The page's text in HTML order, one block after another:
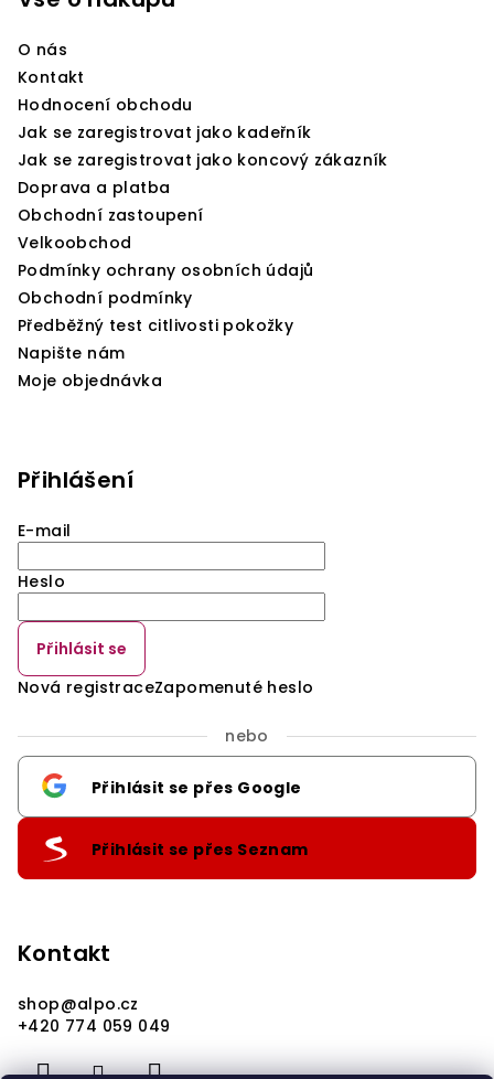
O nás
Kontakt
Hodnocení obchodu
Jak se zaregistrovat jako kadeřník
Jak se zaregistrovat jako koncový zákazník
Doprava a platba
Obchodní zastoupení
Velkoobchod
Podmínky ochrany osobních údajů
Obchodní podmínky
Předběžný test citlivosti pokožky
Napište nám
Moje objednávka
Přihlášení
E-mail
Heslo
Přihlásit se
Nová registraceZapomenuté heslo
nebo
Přihlásit se přes Google
Přihlásit se přes Seznam
Kontakt
shop@alpo.cz
+420 774 059 049